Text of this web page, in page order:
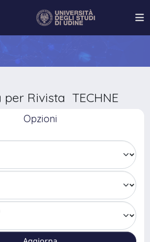
per Rivista TECHNE
Opzioni